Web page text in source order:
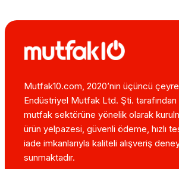
Mutfak10.com, 2020’nin üçüncü
Endüstriyel Mutfak Ltd. Şti.
mutfak sektörüne yönelik olarak
ürün yelpazesi, güvenli ödeme, hızlı
iade imkanlarıyla kaliteli alışveriş
sunmaktadır.